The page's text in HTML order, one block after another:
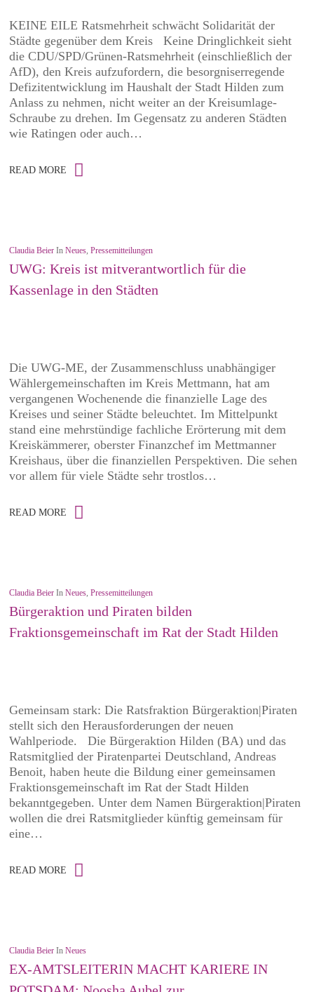
KEINE EILE Ratsmehrheit schwächt Solidarität der
Städte gegenüber dem Kreis Keine Dringlichkeit sieht
die CDU/SPD/Grünen-Ratsmehrheit (einschließlich der
AfD), den Kreis aufzufordern, die besorgniserregende
Defizitentwicklung im Haushalt der Stadt Hilden zum
Anlass zu nehmen, nicht weiter an der Kreisumlage-
Schraube zu drehen. Im Gegensatz zu anderen Städten
wie Ratingen oder auch…
READ MORE
Claudia Beier InNeues,Pressemitteilungen
UWG: Kreis ist mitverantwortlich für die
Kassenlage in den Städten
Die UWG-ME, der Zusammenschluss unabhängiger
Wählergemeinschaften im Kreis Mettmann, hat am
vergangenen Wochenende die finanzielle Lage des
Kreises und seiner Städte beleuchtet. Im Mittelpunkt
stand eine mehrstündige fachliche Erörterung mit dem
Kreiskämmerer, oberster Finanzchef im Mettmanner
Kreishaus, über die finanziellen Perspektiven. Die sehen
vor allem für viele Städte sehr trostlos…
READ MORE
Claudia Beier InNeues,Pressemitteilungen
Bürgeraktion und Piraten bilden
Fraktionsgemeinschaft im Rat der Stadt Hilden
Gemeinsam stark: Die Ratsfraktion Bürgeraktion|Piraten
stellt sich den Herausforderungen der neuen
Wahlperiode. Die Bürgeraktion Hilden (BA) und das
Ratsmitglied der Piratenpartei Deutschland, Andreas
Benoit, haben heute die Bildung einer gemeinsamen
Fraktionsgemeinschaft im Rat der Stadt Hilden
bekanntgegeben. Unter dem Namen Bürgeraktion|Piraten
wollen die drei Ratsmitglieder künftig gemeinsam für
eine…
READ MORE
Claudia Beier InNeues
EX-AMTSLEITERIN MACHT KARIERE IN